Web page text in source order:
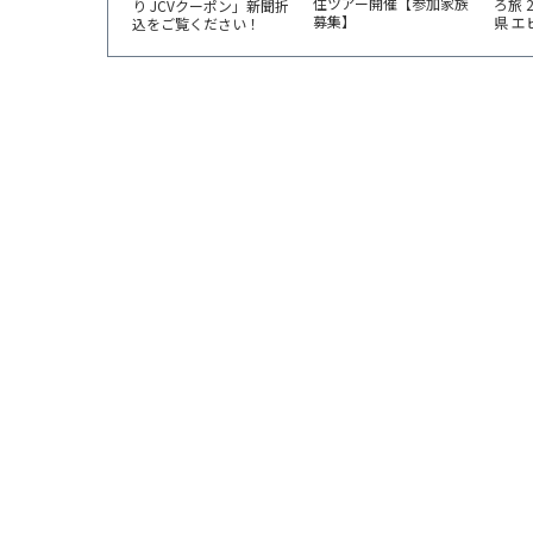
り JCVクーポン」新聞折
込をご覧ください！
募集】
ろ旅
県 エ